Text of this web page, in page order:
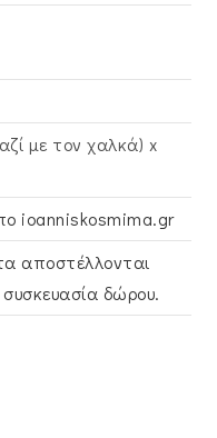
με τον χαλκά) x
ioanniskosmima.gr
αποστέλλονται
δώρου.